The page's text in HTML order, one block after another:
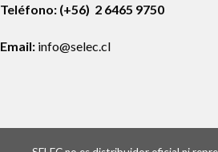
Teléfono: (+56) 2 6465 9750
Email: info@selec.cl